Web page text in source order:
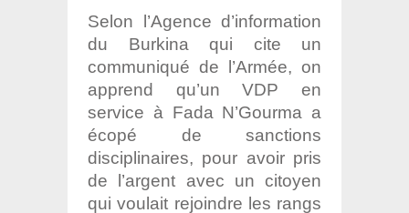
Selon l’Agence d’information
du Burkina qui cite un
communiqué de l’Armée, on
apprend qu’un VDP en
service à Fada N’Gourma a
écopé de sanctions
disciplinaires, pour avoir pris
de l’argent avec un citoyen
qui voulait rejoindre les rangs